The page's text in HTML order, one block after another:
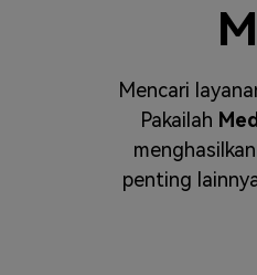
Mencari
Pakailah
penting